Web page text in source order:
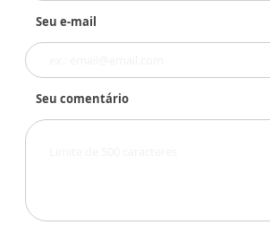
Seu e-mail
Seu comentário